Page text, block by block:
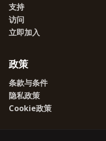
支持
访问
立即加入
政策
条款与条件
隐私政策
Cookie政策